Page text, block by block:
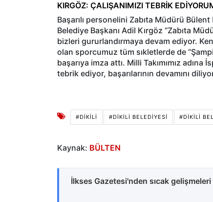
KIRGÖZ: ÇALIŞANIMIZI TEBRİK
Başarılı personelini Zabıta Müdürü
Belediye Başkanı Adil Kırgöz “Zabıta
bizleri gururlandırmaya devam ediyor.
olan sporcumuz tüm sıkletlerde de
başarıya imza attı. Milli Takımımız adına
tebrik ediyor, başarılarının devamını
#DIKILI #DIKILI BELEDIYESI #DIKILI
Kaynak: BÜLTEN
İlkses Gazetesi'nden sıcak